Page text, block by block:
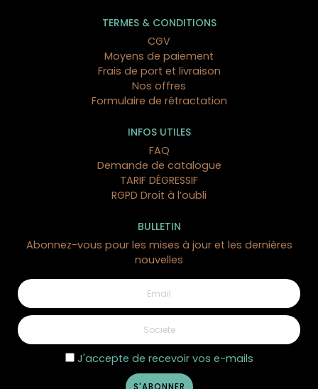
TERMES & CONDITIONS
CGV
Moyens de paiement
Frais de port et livraison
Nos offres
Formulaire de rétractation
INFOS UTILES
FAQ
Demande de catalogue
TARIF DÉGRESSIF
RGPD Droit à l’oubli
BULLETIN
Abonnez-vous pour les mises à jour et les dernières
nouvelles
J'accepte de recevoir vos e-mails